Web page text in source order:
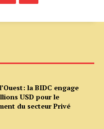
la BIDC engage
USD pour le
du secteur Privé